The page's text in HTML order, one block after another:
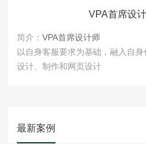
VPA首席设
简介：VPA首席设计师
以自身客服要求为基础，融入自身
设计、制作和网页设计
最新案例